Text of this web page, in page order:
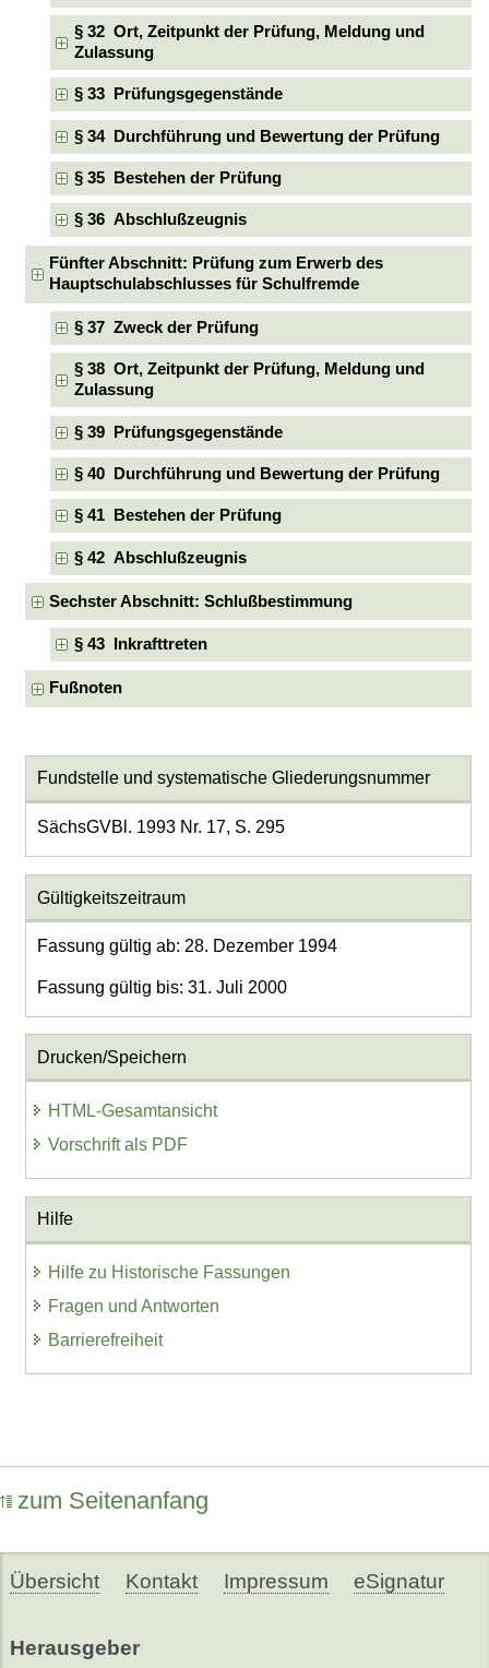
§ 32 Ort, Zeitpunkt der Prüfung, Meldung und
Zulassung
§ 33 Prüfungsgegenstände
§ 34 Durchführung und Bewertung der Prüfung
§ 35 Bestehen der Prüfung
§ 36 Abschlußzeugnis
Fünfter Abschnitt: Prüfung zum Erwerb des
Hauptschulabschlusses für Schulfremde
§ 37 Zweck der Prüfung
§ 38 Ort, Zeitpunkt der Prüfung, Meldung und
Zulassung
§ 39 Prüfungsgegenstände
§ 40 Durchführung und Bewertung der Prüfung
§ 41 Bestehen der Prüfung
§ 42 Abschlußzeugnis
Sechster Abschnitt: Schlußbestimmung
§ 43 Inkrafttreten
Fußnoten
Fundstelle und systematische Gliederungsnummer
SächsGVBl. 1993 Nr. 17, S. 295
Gültigkeitszeitraum
Fassung gültig ab: 28. Dezember 1994
Fassung gültig bis: 31. Juli 2000
Drucken/Speichern
HTML-Gesamtansicht
Vorschrift als PDF
Hilfe
Hilfe zu Historische Fassungen
Fragen und Antworten
Barrierefreiheit
zum Seitenanfang
Übersicht Kontakt Impressum eSignatur
Herausgeber